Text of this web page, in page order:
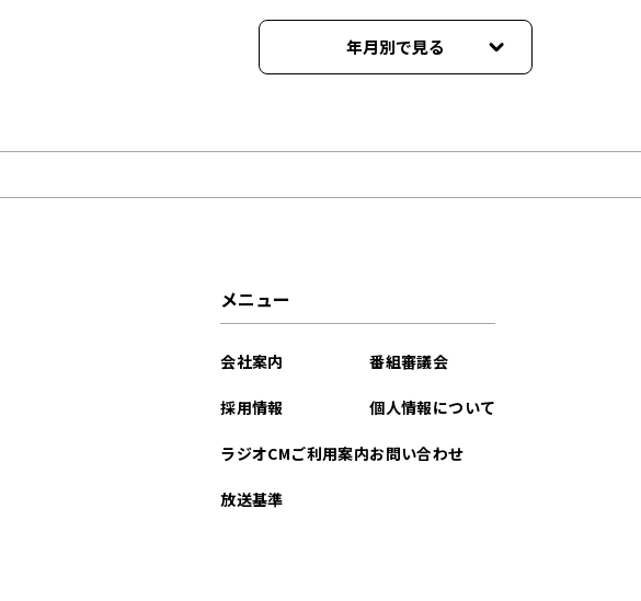
年月別で見る
メニュー
会社案内
採用情報
ラジオCMご利用案内
放送基準
番組審議会
個人情報について
お問い合わせ